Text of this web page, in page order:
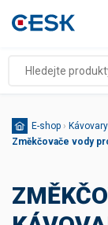
E-shop › Kávovary
Změkčovače vody